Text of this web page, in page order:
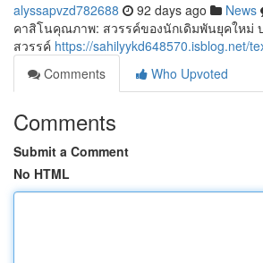
alyssapvzd782688 92 days ago News
คาสิโนคุณภาพ: สวรรค์ของนักเดิมพันยุคใหม่
สวรรค์ https://sahilyykd648570.isblog.net/
Comments
Who Upvoted
Comments
Submit a Comment
No HTML